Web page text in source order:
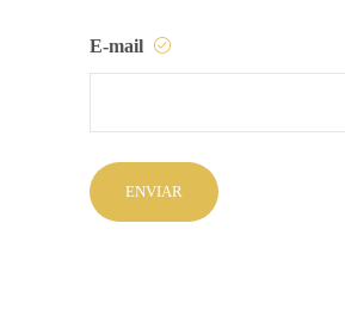
E-mail